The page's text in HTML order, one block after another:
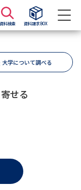
資料検索 資料請求BOX
資料検索
通テスト利用選抜の
大学について調べる
せる